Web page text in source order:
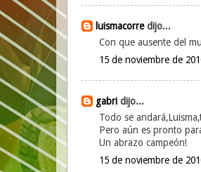
luismacorredijo...
Con que ausente del
15 de noviembre de
gabridijo...
Todo se
Pero aún es pronto
Un abrazo campeón!
15 de noviembre de